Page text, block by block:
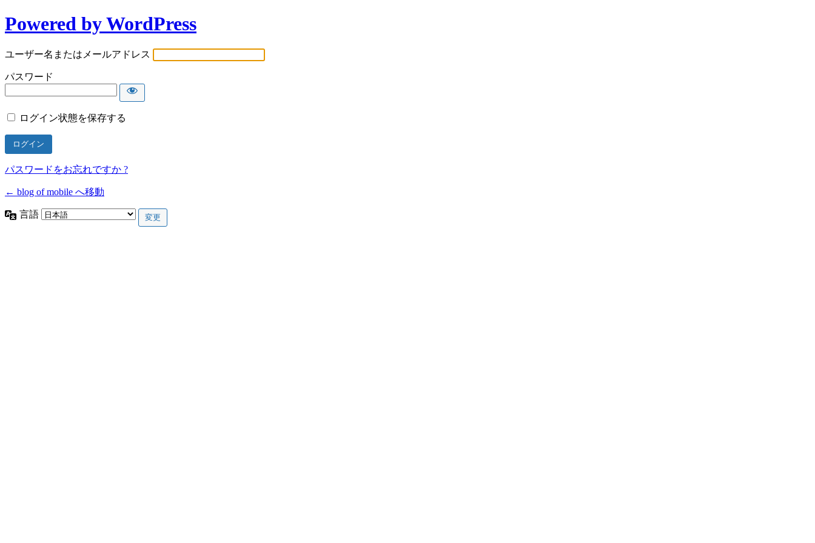
Powered by WordPress
ユーザー名またはメールアドレス
パスワード
ログイン状態を保存する
パスワードをお忘れですか ?
← blog of mobile へ移動
言語